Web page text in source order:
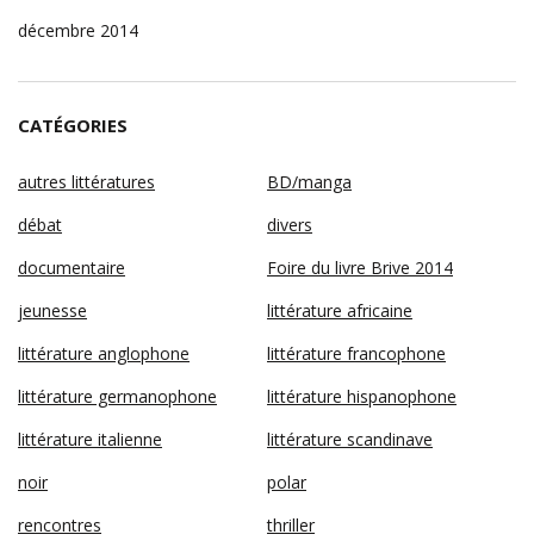
décembre 2014
CATÉGORIES
autres littératures
BD/manga
débat
divers
documentaire
Foire du livre Brive 2014
jeunesse
littérature africaine
littérature anglophone
littérature francophone
littérature germanophone
littérature hispanophone
littérature italienne
littérature scandinave
noir
polar
rencontres
thriller